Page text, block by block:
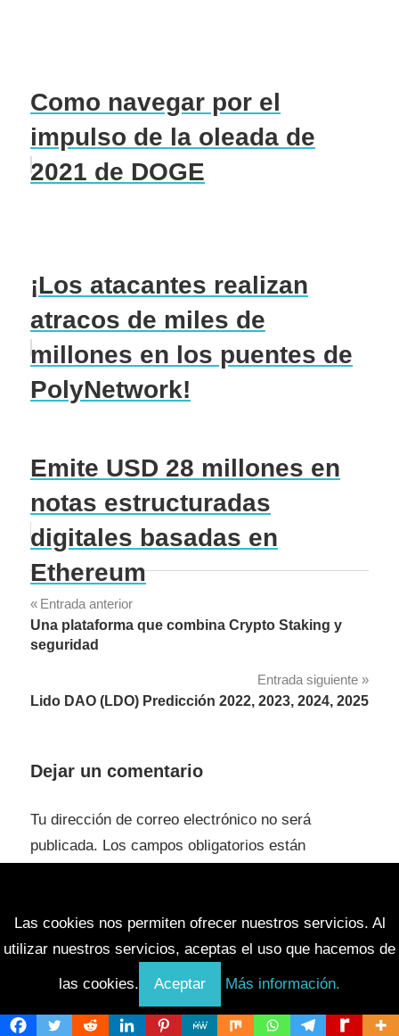
Como navegar por el
impulso de la oleada de
2021 de DOGE
¡Los atacantes realizan
atracos de miles de
millones en los puentes de
PolyNetwork!
Emite USD 28 millones en
notas estructuradas
digitales basadas en
Ethereum
Navegación
de
Entrada anterior
Una plataforma que combina Crypto Staking y
seguridad
Entrada siguiente
Lido DAO (LDO) Predicción 2022, 2023, 2024, 2025
Dejar un comentario
Tu dirección de correo electrónico no será
publicada. Los campos obligatorios están
Comentario*
Las cookies nos permiten ofrecer nuestros servicios. Al
utilizar nuestros servicios, aceptas el uso que hacemos de
las cookies. Aceptar Más información.